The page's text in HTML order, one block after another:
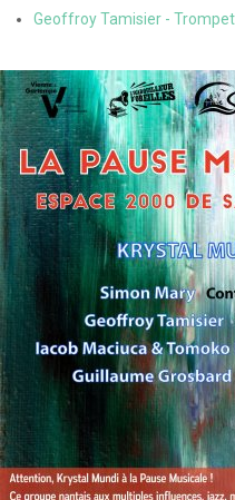
Geoffroy Tamisier -